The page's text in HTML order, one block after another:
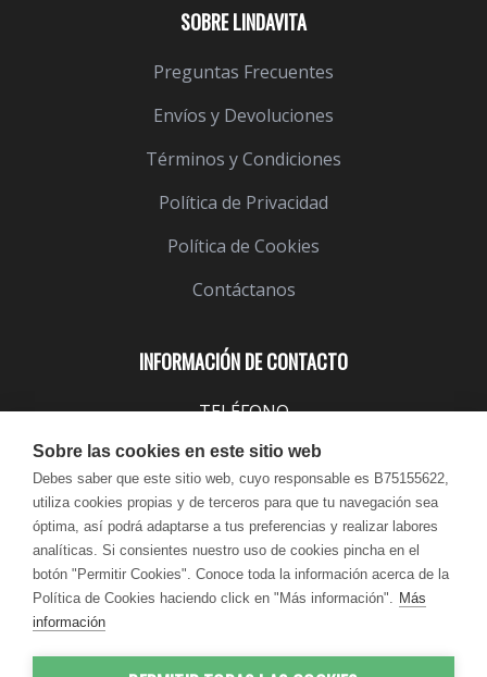
INFORMACIÓN DE CONTACTO
TELÉFONO
EMAIL
info@lindavita.com
HORARIO
Lun - Jue / 9:00 - 18:30
Vie / 9:00 - 17:30
SOBRE LINDAVITA
Preguntas Frecuentes
Envíos y Devoluciones
Términos y Condiciones
Política de Privacidad
Política de Cookies
Contáctanos
Sobre las cookies en este sitio web
Debes saber que este sitio web, cuyo responsable es B75155622,
utiliza cookies propias y de terceros para que tu navegación sea
óptima, así podrá adaptarse a tus preferencias y realizar labores
analíticas. Si consientes nuestro uso de cookies pincha en el
botón "Permitir Cookies". Conoce toda la información acerca de la
Política de Cookies haciendo click en "Más información". Más
información